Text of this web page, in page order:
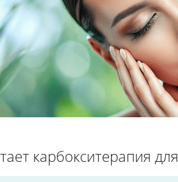
карбокситерапия